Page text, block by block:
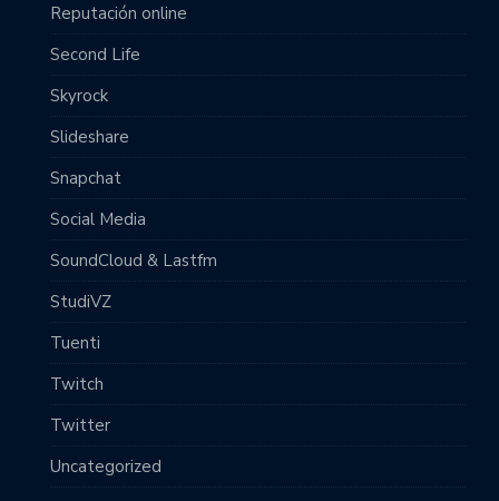
Reputación online
Second Life
Skyrock
Slideshare
Snapchat
Social Media
SoundCloud & Lastfm
StudiVZ
Tuenti
Twitch
Twitter
Uncategorized